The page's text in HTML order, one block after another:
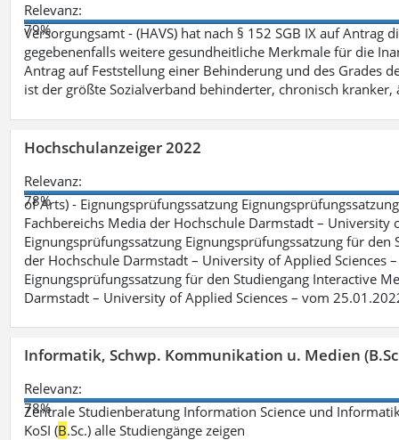
Relevanz:
79%
Versorgungsamt - (HAVS) hat nach § 152 SGB IX auf
gegebenenfalls weitere gesundheitliche Merkmale für die
Antrag auf Feststellung einer Behinderung und des Grades
ist der größte Sozialverband behinderter, chronisch kranker,
Hochschulanzeiger 2022
Relevanz:
78%
of Arts) - Eignungsprüfungssatzung
Fachbereichs Media der Hochschule Darmstadt –
Eignungsprüfungssatzung Eignungsprüfungssatzung für den
der Hochschule Darmstadt – University of Applied Sciences
Eignungsprüfungssatzung für den Studiengang Interactive
Darmstadt – University of Applied Sciences – vom
Informatik, Schwp. Kommunikation u. Medien
Relevanz:
78%
Zentrale Studienberatung Information Science und
KoSI (B.Sc.) alle Studiengänge zeigen